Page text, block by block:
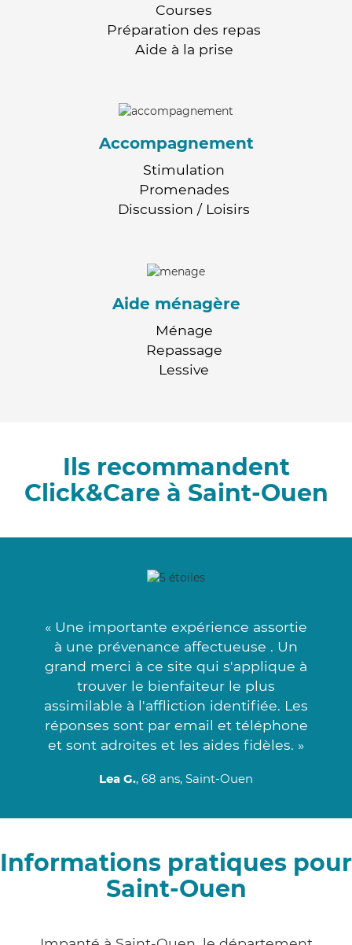
Courses
Préparation des repas
Aide à la prise
Accompagnement
Stimulation
Promenades
Discussion / Loisirs
Aide ménagère
Ménage
Repassage
Lessive
Ils recommandent
Click&Care à Saint-Ouen
« Une importante expérience assortie
à une prévenance affectueuse . Un
grand merci à ce site qui s'applique à
trouver le bienfaiteur le plus
assimilable à l'affliction identifiée. Les
réponses sont par email et téléphone
et sont adroites et les aides fidèles. »
Lea G., 68 ans, Saint-Ouen
Informations pratiques pour
Saint-Ouen